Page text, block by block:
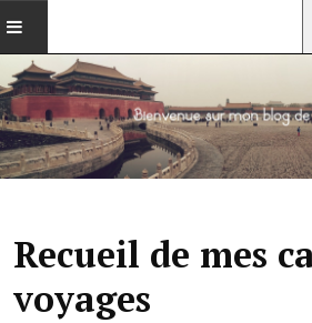
ACCUEIL
VOYAGES EN CHINE
VOYAGES DANS LE MONDE
Recueil de mes
voyages